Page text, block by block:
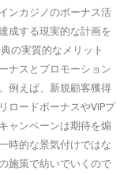
ンカジノのボーナス活
成する現実的な計画を
の実質的なメリット
ナスとプロモーション
例えば、新規顧客獲得
ロードボーナスやVIPプ
ャンペーンは期待を煽
時的な景気付けではな
施策で紡いでいくので